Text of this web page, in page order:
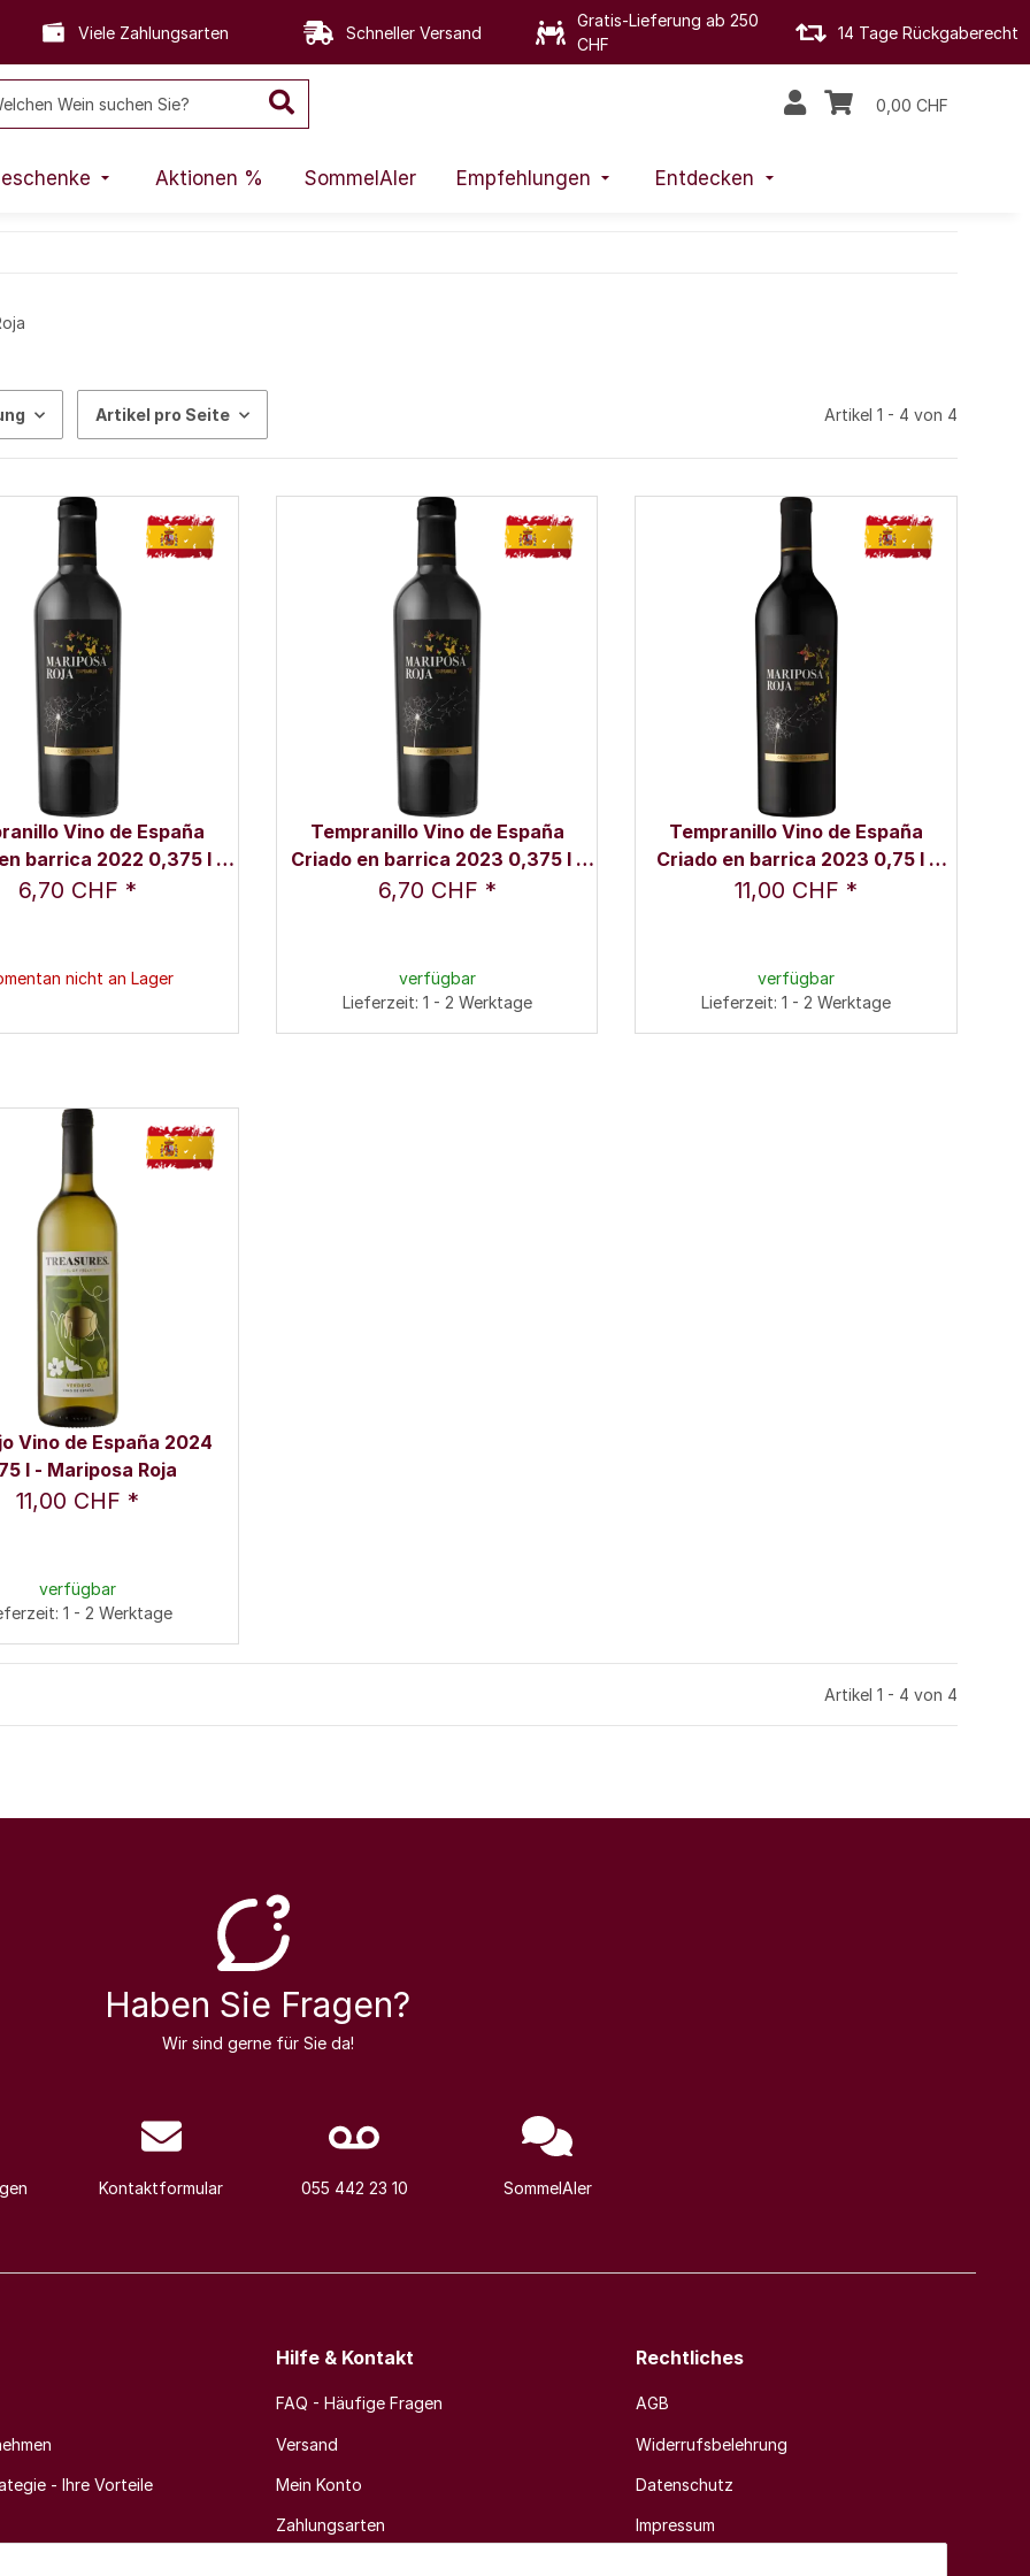
Viele Zahlungsarten Schneller Versand
Gratis-Lieferung ab 250
CHF
14 Tage Rückgaberecht
0,00 CHF
Aktionen % SommelAIer Empfehlungen Entdecken
Artikel pro Seite Artikel 1 - 4 von 4
Vino de España
barrica 2022 0,375 l -
Mariposa Roja
6,70 CHF *
nicht an Lager
Tempranillo Vino de España
Criado en barrica 2023 0,375 l -
Mariposa Roja
6,70 CHF *
verfügbar
Lieferzeit: 1 - 2 Werktage
Tempranillo Vino de España
Criado en barrica 2023 0,75 l -
Mariposa Roja
11,00 CHF *
verfügbar
Lieferzeit: 1 - 2 Werktage
Vino de España 2024
l - Mariposa Roja
11,00 CHF *
verfügbar
1 - 2 Werktage
Artikel 1 - 4 von 4
Haben Sie Fragen?
Wir sind gerne für Sie da!
Kontaktformular 055 442 23 10 SommelAIer
- Ihre Vorteile
Hilfe & Kontakt
FAQ - Häufige Fragen
Versand
Mein Konto
Zahlungsarten
Rechtliches
AGB
Widerrufsbelehrung
Datenschutz
Impressum